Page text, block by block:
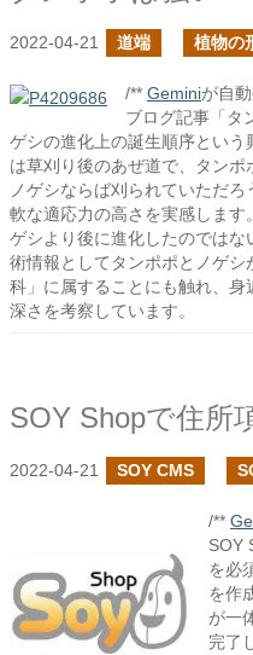
2022-04-21 道端 植物の
/** Geminiが自
ブログ記事「タ
ゲシの進化上の誕生順序とい
は草刈り後のあぜ道で、タンポ
ノゲシならば刈られていただ
軟な適応力の高さを実感します
ゲシより後に進化したのでは
術情報としてタンポポとノゲ
科」に属することにも触れ、
深さを考察しています。
2022-04-21 SOY CMS
/**
SOY
を必
を作
が一
完了